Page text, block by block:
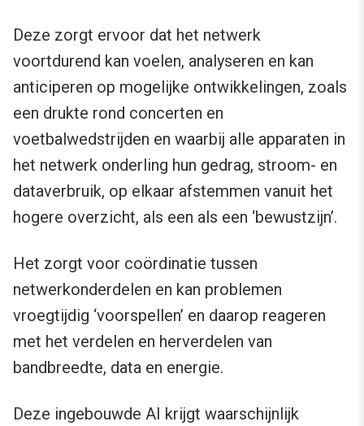
Deze zorgt ervoor dat het netwerk
voortdurend kan voelen, analyseren en kan
anticiperen op mogelijke ontwikkelingen, zoals
een drukte rond concerten en
voetbalwedstrijden en waarbij alle apparaten in
het netwerk onderling hun gedrag, stroom- en
dataverbruik, op elkaar afstemmen vanuit het
hogere overzicht, als een als een ‘bewustzijn’.
Het zorgt voor coördinatie tussen
netwerkonderdelen en kan problemen
vroegtijdig ‘voorspellen’ en daarop reageren
met het verdelen en herverdelen van
bandbreedte, data en energie.
Deze ingebouwde AI krijgt waarschijnlijk